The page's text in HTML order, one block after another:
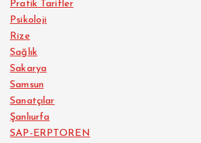
Pratik Tarifler
Psikoloji
Rize
Sağlık
Sakarya
Samsun
Sanatçılar
Şanlıurfa
SAP-ERPTOREN